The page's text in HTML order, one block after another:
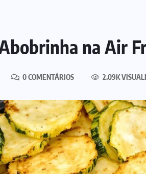
na Air
0 COMENTÁRIOS 2.09K